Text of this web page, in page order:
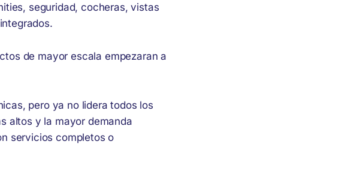
seguridad, cocheras, vistas
de mayor escala empezaran a
pero ya no lidera todos los
altos y la mayor demanda
servicios completos o